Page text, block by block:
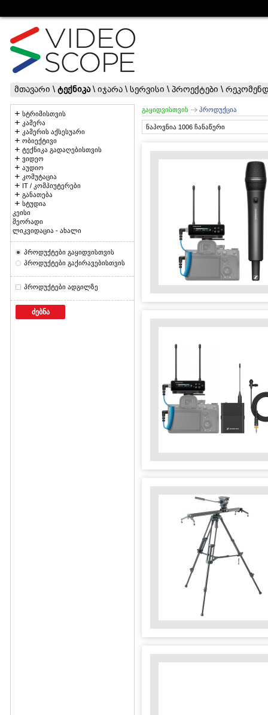
მთავარი \ ტექნიკა\ იჯარა \ სერვისი \ პროექტები \
სტრიმისთვის
კამერა
კამერის აქსესუარი
ობიექტივი
ტექნიკა გადაღებისთვის
ვიდეო
აუდიო
კომუტაცია
IT / კომპიუტერები
განათება
სტუდია
კეისი
მეორადი
ლიკვიდაცია - ახალი
პროდუქტები გაყიდვისთვის
პროდუქტები გაქირავებისთვის
პროდუქტები ადგილზე
ძებნა
გაყიდვისთვის პროდუქცია
ნაპოვნია 1006 ჩანაწერი